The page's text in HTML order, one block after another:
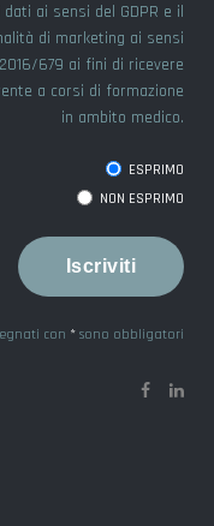
ai sensi del GDPR e il
di marketing ai sensi
679 ai fini di ricevere
a corsi di formazione
in ambito medico.
ESPRIMO
NON ESPRIMO
con * sono obbligatori